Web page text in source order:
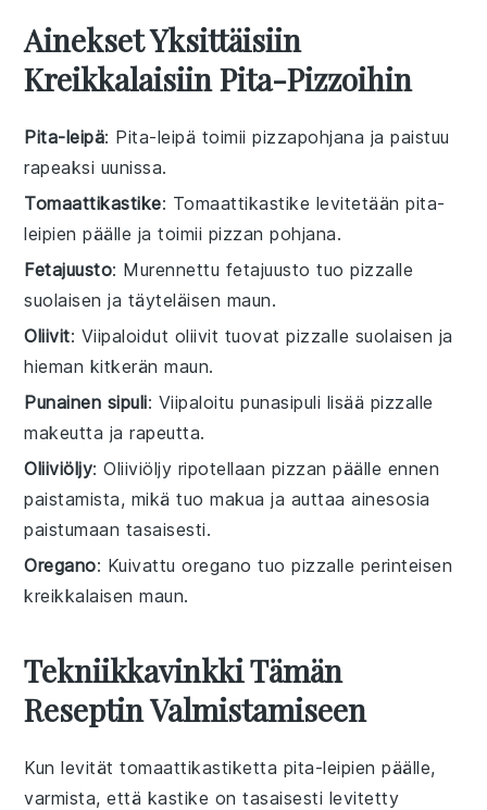
Ainekset Yksittäisiin
Kreikkalaisiin Pita-Pizzoihin
Pita-leipä: Pita-leipä toimii pizzapohjana ja paistuu
rapeaksi uunissa.
Tomaattikastike: Tomaattikastike levitetään pita-
leipien päälle ja toimii pizzan pohjana.
Fetajuusto: Murennettu fetajuusto tuo pizzalle
suolaisen ja täyteläisen maun.
Oliivit: Viipaloidut oliivit tuovat pizzalle suolaisen ja
hieman kitkerän maun.
Punainen sipuli: Viipaloitu punasipuli lisää pizzalle
makeutta ja rapeutta.
Oliiviöljy: Oliiviöljy ripotellaan pizzan päälle ennen
paistamista, mikä tuo makua ja auttaa ainesosia
paistumaan tasaisesti.
Oregano: Kuivattu oregano tuo pizzalle perinteisen
kreikkalaisen maun.
Tekniikkavinkki Tämän
Reseptin Valmistamiseen
Kun levitättomaattikastiketta pita-leipien päälle,
varmista, että kastike on tasaisesti levitetty